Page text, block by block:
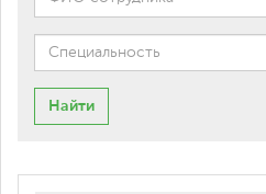
Специальность
Найти